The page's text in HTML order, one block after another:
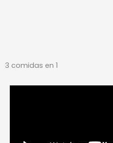
3 comidas en 1